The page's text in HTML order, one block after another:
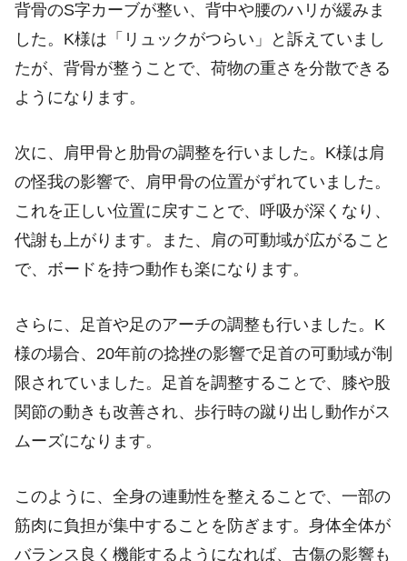
背骨のS字カーブが整い、背中や腰のハリが緩みま
した。K様は「リュックがつらい」と訴えていまし
たが、背骨が整うことで、荷物の重さを分散できる
ようになります。
次に、肩甲骨と肋骨の調整を行いました。K様は肩
の怪我の影響で、肩甲骨の位置がずれていました。
これを正しい位置に戻すことで、呼吸が深くなり、
代謝も上がります。また、肩の可動域が広がること
で、ボードを持つ動作も楽になります。
さらに、足首や足のアーチの調整も行いました。K
様の場合、20年前の捻挫の影響で足首の可動域が制
限されていました。足首を調整することで、膝や股
関節の動きも改善され、歩行時の蹴り出し動作がス
ムーズになります。
このように、全身の連動性を整えることで、一部の
筋肉に負担が集中することを防ぎます。身体全体が
バランス良く機能するようになれば、古傷の影響も